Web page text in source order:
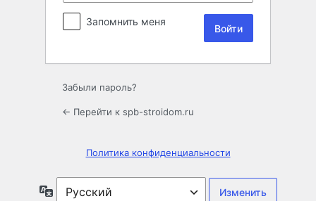
Запомнить меня
Забыли пароль?
← Перейти к spb-stroidom.ru
Политика конфиденциальности
Язык